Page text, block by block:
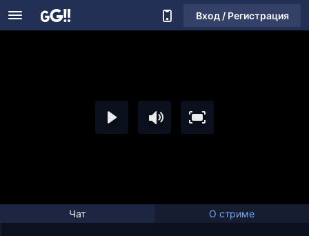
Вход / Регистрация
Чат О стриме